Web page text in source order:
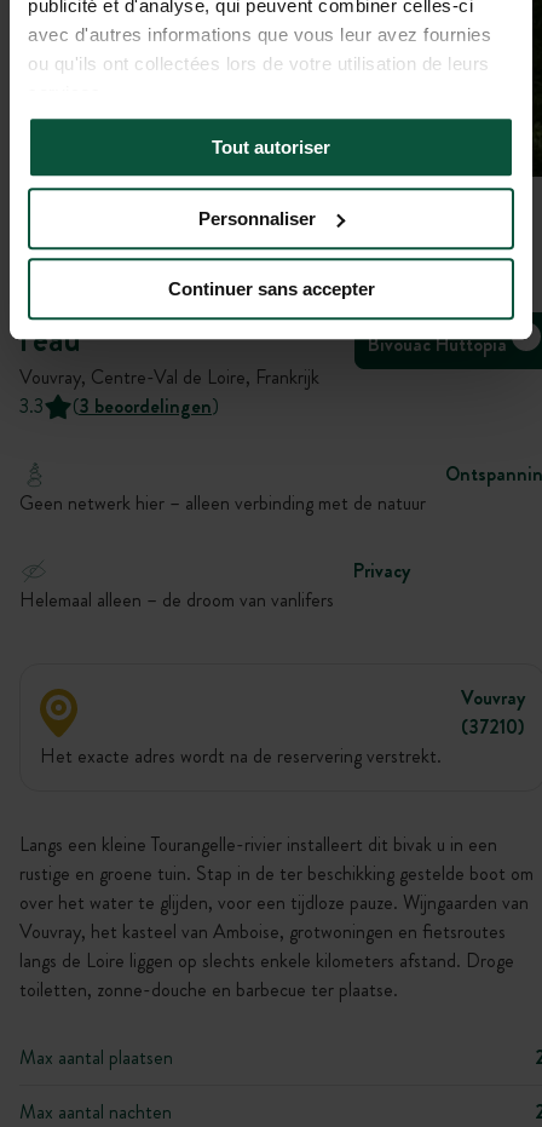
publicité et d'analyse, qui peuvent combiner celles-ci
avec d'autres informations que vous leur avez fournies
ou qu'ils ont collectées lors de votre utilisation de leurs
Tout autoriser
Personnaliser
Continuer sans accepter
Galerij
Le Jardin du bord de
l'eau
Vouvray, Centre-Val de Loire, Frankrijk
Bivouac Huttopia
3.3 (3 beoordelingen)
Geen netwerk hier – alleen verbinding met de natuur
Privacy
Helemaal alleen – de droom van vanlifers
Vouvray
(37210)
Het exacte adres wordt na de reservering verstrekt.
Langs een kleine Tourangelle-rivier installeert dit bivak u in een
rustige en groene tuin. Stap in de ter beschikking gestelde boot om
over het water te glijden, voor een tijdloze pauze. Wijngaarden van
Vouvray, het kasteel van Amboise, grotwoningen en fietsroutes
langs de Loire liggen op slechts enkele kilometers afstand. Droge
toiletten, zonne-douche en barbecue ter plaatse.
Max aantal plaatsen
Max aantal nachten